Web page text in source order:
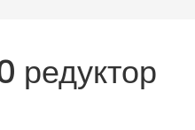
редуктор